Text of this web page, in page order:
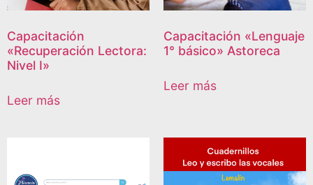
Capacitación
«Recuperación Lectora:
Nivel I»
Leer más
Capacitación «Lenguaje
1° básico» Astoreca
Leer más